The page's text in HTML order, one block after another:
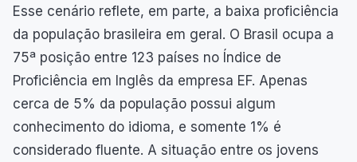
Esse cenário reflete, em parte, a baixa proficiência
da população brasileira em geral. O Brasil ocupa a
75ª posição entre 123 países no Índice de
Proficiência em Inglês da empresa EF. Apenas
cerca de 5% da população possui algum
conhecimento do idioma, e somente 1% é
considerado fluente. A situação entre os jovens